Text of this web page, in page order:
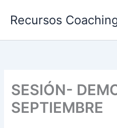
Recursos
SESIÓN-
SEPTIEMBRE